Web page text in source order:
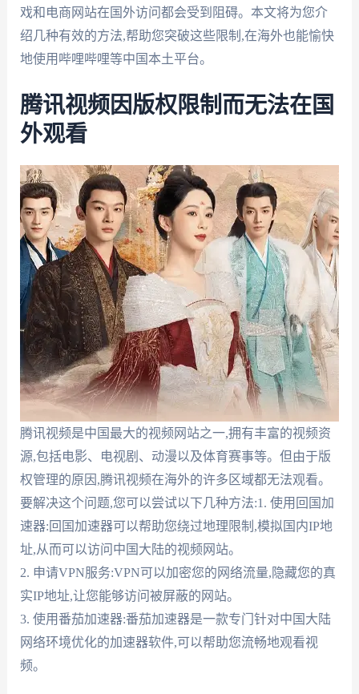
戏和电商网站在国外访问都会受到阻碍。本文将为您介
绍几种有效的方法,帮助您突破这些限制,在海外也能愉快
地使用哔哩哔哩等中国本土平台。
腾讯视频因版权限制而无法在国
外观看
腾讯视频是中国最大的视频网站之一,拥有丰富的视频资
源,包括电影、电视剧、动漫以及体育赛事等。但由于版
权管理的原因,腾讯视频在海外的许多区域都无法观看。
要解决这个问题,您可以尝试以下几种方法:1. 使用回国加
速器:回国加速器可以帮助您绕过地理限制,模拟国内IP地
址,从而可以访问中国大陆的视频网站。
2. 申请VPN服务:VPN可以加密您的网络流量,隐藏您的真
实IP地址,让您能够访问被屏蔽的网站。
3. 使用番茄加速器:番茄加速器是一款专门针对中国大陆
网络环境优化的加速器软件,可以帮助您流畅地观看视
频。